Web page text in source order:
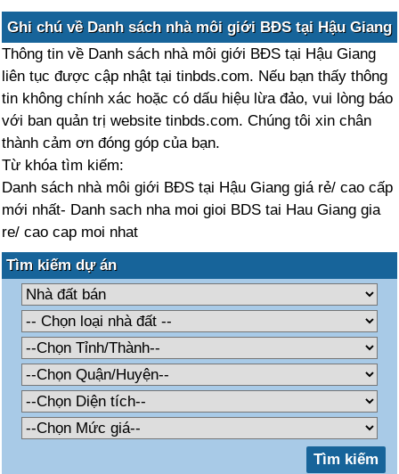
Ghi chú về Danh sách nhà môi giới BĐS tại Hậu Giang
Thông tin về Danh sách nhà môi giới BĐS tại Hậu Giang
liên tục được cập nhật tại tinbds.com. Nếu bạn thấy thông
tin không chính xác hoặc có dấu hiệu lừa đảo, vui lòng báo
với ban quản trị website tinbds.com. Chúng tôi xin chân
thành cảm ơn đóng góp của bạn.
Từ khóa tìm kiếm:
Danh sách nhà môi giới BĐS tại Hậu Giang giá rẻ/ cao cấp
mới nhất- Danh sach nha moi gioi BDS tai Hau Giang gia
re/ cao cap moi nhat
Tìm kiếm dự án